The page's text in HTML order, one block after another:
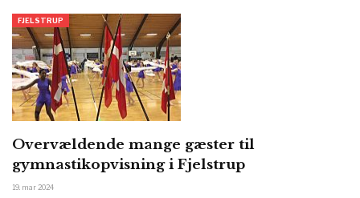
FJELSTRUP
Overvældende mange gæster til
gymnastikopvisning i Fjelstrup
19. mar 2024